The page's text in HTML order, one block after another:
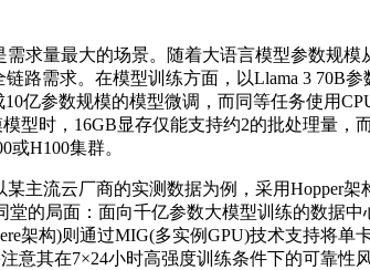
量最大的场景。随着大语言模型参数规模
路需求。在模型训练方面，以Llama 3 70B
亿参数规模的模型微调，而同等任务使用
型时，16GB显存仅能支持约2的批处理量
H100集群。
流云厂商的实测数据为例，采用Hopper架
的局面：面向千亿参数大模型训练的数据
架构)则通过MIG(多实例GPU)技术支持将
其在7×24小时高强度训练条件下的可靠性风